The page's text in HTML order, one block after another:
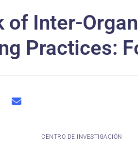
Inter-
Practices:
CENTRO DE INVESTIGACIÓN